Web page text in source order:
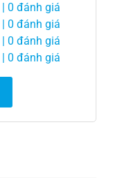
| 0 đánh giá
| 0 đánh giá
| 0 đánh giá
| 0 đánh giá